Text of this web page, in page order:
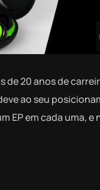
de 20 anos de
ao seu
EP em cada uma,